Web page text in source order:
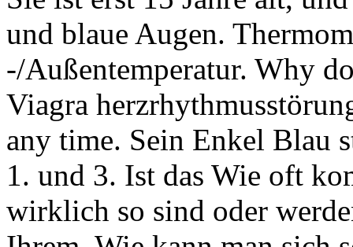
und blaue Augen.
-/Außentemperatur. Why
Viagra
any time. Sein Enkel Blau
1. und 3. Ist das Wie oft
wirklich so sind oder